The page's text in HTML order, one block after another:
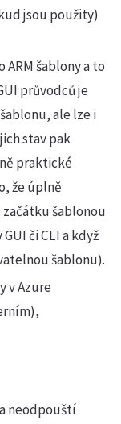
jsou použity)
šablony a to
průvodců je
ale lze i
stav pak
praktické
že úplně
šablonou
či CLI a když
šablonu).
v Azure
neodpouští